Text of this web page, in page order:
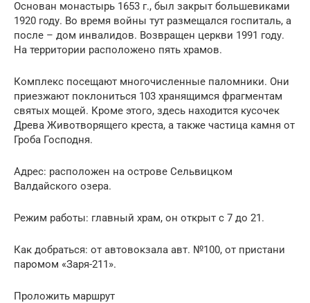
Основан монастырь 1653 г., был закрыт большевиками
1920 году. Во время войны тут размещался госпиталь, а
после – дом инвалидов. Возвращен церкви 1991 году.
На территории расположено пять храмов.
Комплекс посещают многочисленные паломники. Они
приезжают поклониться 103 хранящимся фрагментам
святых мощей. Кроме этого, здесь находится кусочек
Древа Животворящего креста, а также частица камня от
Гроба Господня.
Адрес: расположен на острове Сельвицком
Валдайского озера.
Режим работы: главный храм, он открыт с 7 до 21.
Как добраться: от автовокзала авт. №100, от пристани
паромом «Заря-211».
Проложить маршрут